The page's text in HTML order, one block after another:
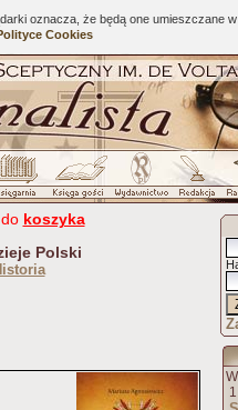
oznacza, że będą one umieszczane
Cookies
koszyka
Polski